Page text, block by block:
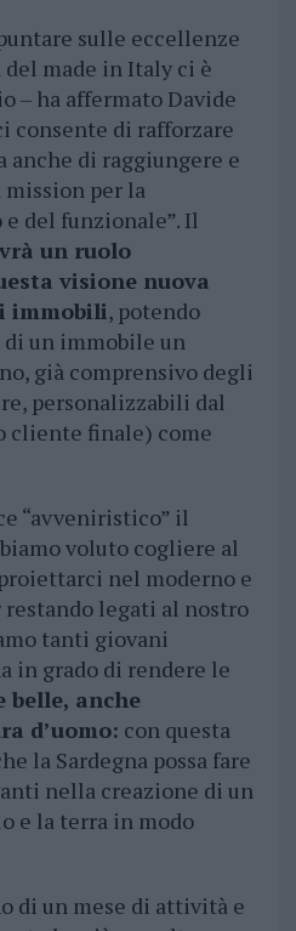
sulle eccellenze
made in Italy ci è
– ha affermato Davide
consente di rafforzare
di raggiungere e
per la
del funzionale”. Il
un ruolo
visione nuova
immobili, potendo
un immobile un
già comprensivo degli
personalizzabili dal
cliente finale) come
“avveniristico” il
voluto cogliere al
nel moderno e
legati al nostro
tanti giovani
in grado di rendere le
anche
d’uomo: con questa
la Sardegna possa fare
nella creazione di un
e la terra in modo
di un mese di attività e